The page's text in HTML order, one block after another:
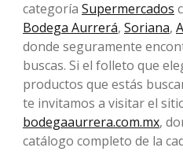
categoría Supermercados
Bodega Aurrerá, Soriana,
donde seguramente
buscas. Si el folleto que
productos que estás
te invitamos a visitar el
bodegaaurrera.com.mx,
catálogo completo de la